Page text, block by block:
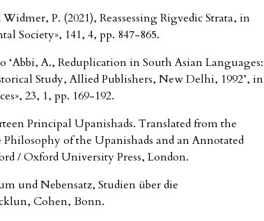
P. (2021), Reassessing Rigvedic Strata, in
Society», 141, 4, pp. 847-865.
‘Abbi, A., Reduplication in South Asian Languages:
Study, Allied Publishers, New Delhi, 1992’, in
23, 1, pp. 169-192.
Principal Upanishads. Translated from the
of the Upanishads and an Annotated
/ Oxford University Press, London.
und Nebensatz, Studien über die
Cohen, Bonn.